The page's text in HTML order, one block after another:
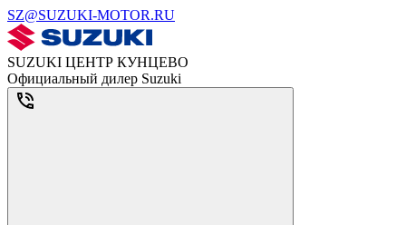
SZ@SUZUKI-MOTOR.RU
SUZUKI ЦЕНТР КУНЦЕВО
Официальный дилер Suzuki